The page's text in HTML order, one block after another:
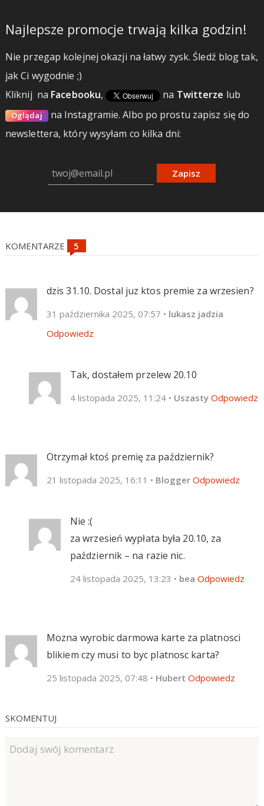
Najlepsze promocje trwają kilka godzin!
Nie przegap kolejnej okazji na łatwy zysk. Śledź blog tak,
jak Ci wygodnie ;)
Kliknij na Facebooku, na Twitterze lub
Oglądaj na Instagramie.Albo po prostu zapisz się do
newslettera, który wysyłam co kilka dni:
Zapisz
KOMENTARZE
dzis 31.10. Dostal juz ktos premie za wrzesien?
31 października 2025, 07:57 • lukasz jadzia
Odpowiedz
Tak, dostałem przelew 20.10
4 listopada 2025, 11:24 • Uszasty Odpowiedz
Otrzymał ktoś premię za październik?
21 listopada 2025, 16:11 • Blogger Odpowiedz
Nie :(
za wrzesień wypłata była 20.10, za
październik – na razie nic.
24 listopada 2025, 13:23 • bea Odpowiedz
Mozna wyrobic darmowa karte za platnosci
blikiem czy musi to byc platnosc karta?
25 listopada 2025, 07:48 • Hubert Odpowiedz
SKOMENTUJ